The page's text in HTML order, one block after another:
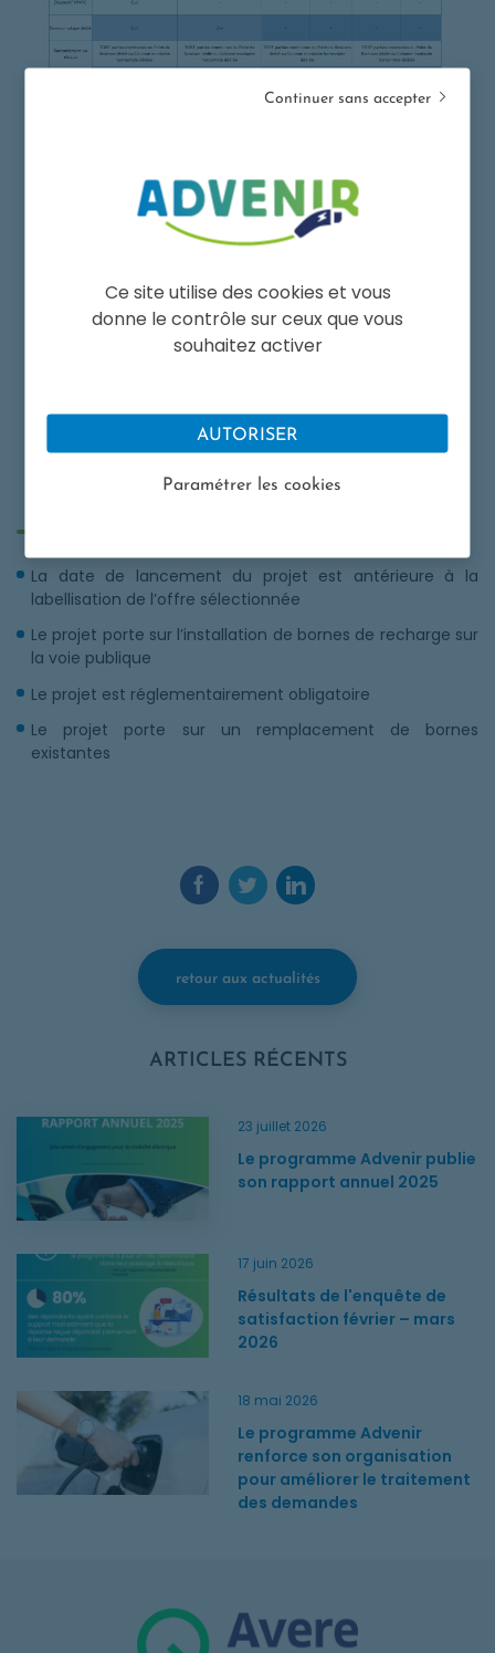
Ce site utilise des cookies et vous
donne le contrôle sur ceux que vous
souhaitez activer
AUTORISER
Continuer sans accepter
Paramétrer les cookies
Dans quelles situations un projet
d’installation de points de recharge ne peut
La date de lancement du projet est antérieure à la
labellisation de l’offre sélectionnée
Le projet porte sur l’installation de bornes de recharge sur
la voie publique
Le projet est réglementairement obligatoire
Le projet porte sur un remplacement de bornes
existantes
retour aux actualités
ARTICLES RÉCENTS
Le programme Advenir publie son rapport annuel 2025
23 juillet 2026
Le programme Advenir publie
son rapport annuel 2025
Résultats de l'enquête de satisfaction février – mars 2026
17 juin 2026
Résultats de l'enquête de
satisfaction février – mars
2026
Le programme Advenir renforce son organisation pour
18 mai 2026
Le programme Advenir
renforce son organisation
pour améliorer le traitement
des demandes